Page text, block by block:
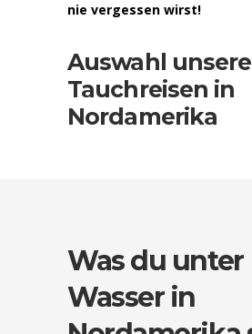
nie vergessen wirst!
Auswahl
Tauchreisen in
Nordamerika
Was du unter
Wasser in